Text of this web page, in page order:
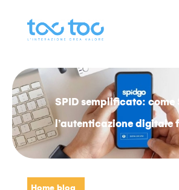
SPID semplificato: come
l’autenticazione digitale
Home blog